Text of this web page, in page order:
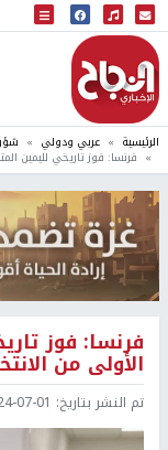
البث المباشر
إذاعة النجاح
الرئيسية عربي ودولي
فرنسا: فوز تاريخي لليمين
فرنسا: فوز
الأولى من
تم النشر بتاريخ: 01 16:22